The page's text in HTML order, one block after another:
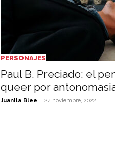
PERSONAJES
Paul B. Preciado: el
queer por
Juanita Blee - 24 noviembre, 2022